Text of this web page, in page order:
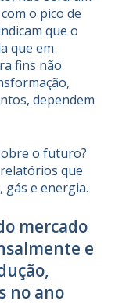
o pico de
que o
que em
fins não
dependem
o futuro?
que
e energia.
mercado
e
no ano